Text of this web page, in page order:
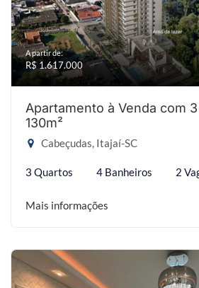
A partir de:
R$ 1.617.000
Apartamento à Venda com
130m²
Cabeçudas, Itajaí-SC
3 Quartos 4 Banheiros 2
Mais informações